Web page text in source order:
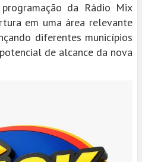
da Rádio Mix
em uma área relevante
diferentes municípios
de alcance da nova